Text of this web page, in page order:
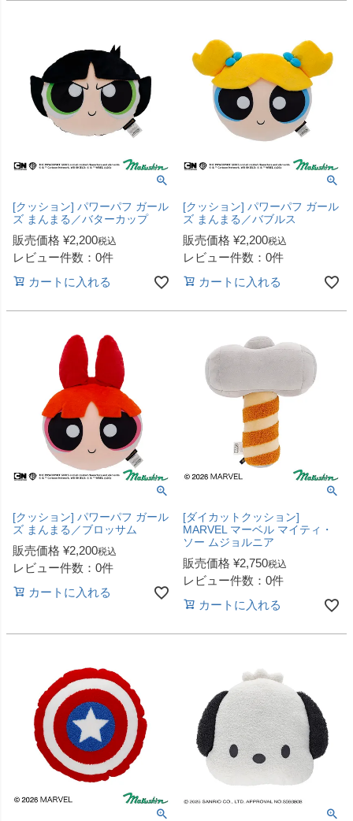
[クッション] パワーパフ ガール
ズ まんまる／バターカップ
販売価格 ¥2,200税込
レビュー件数：0件
カートに入れる
[クッション] パワーパフ ガール
ズ まんまる／バブルス
販売価格 ¥2,200税込
レビュー件数：0件
カートに入れる
[クッション] パワーパフ ガール
ズ まんまる／ブロッサム
販売価格 ¥2,200税込
レビュー件数：0件
カートに入れる
[ダイカットクッション]
MARVEL マーベル マイティ・
ソー ムジョルニア
販売価格 ¥2,750税込
レビュー件数：0件
カートに入れる